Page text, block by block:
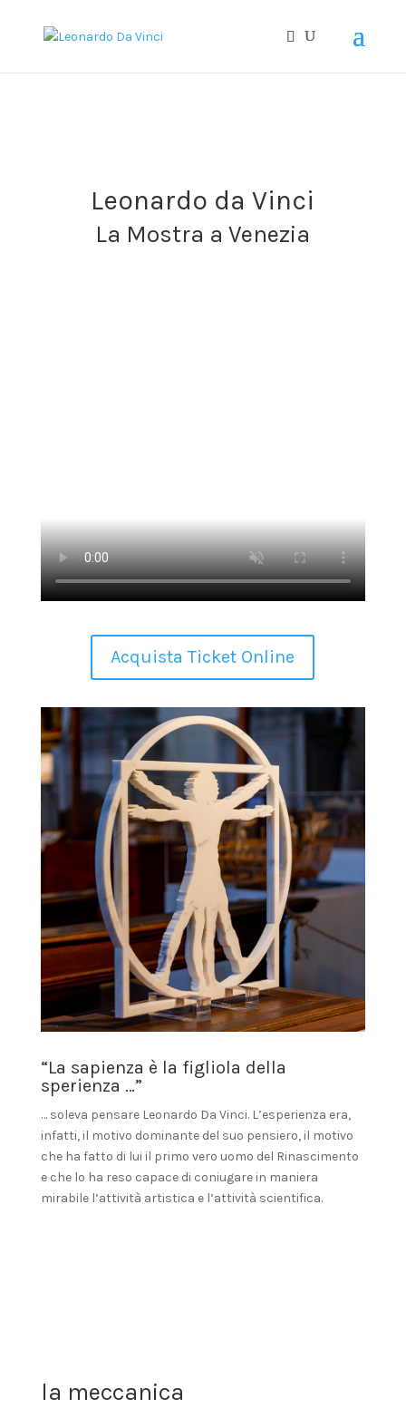
Leonardo da Vinci
La Mostra a Venezia
Acquista Ticket Online
“La sapienza è la figliola della
sperienza …”
… soleva pensare Leonardo Da Vinci. L’esperienza era,
infatti, il motivo dominante del suo pensiero, il motivo
che ha fatto di lui il primo vero uomo del Rinascimento
e che lo ha reso capace di coniugare in maniera
mirabile l’attività artistica e l’attività scientifica.
la meccanica